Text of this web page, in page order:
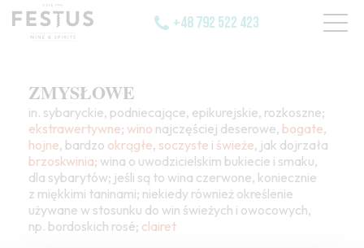
+48 792 522 423
ZMYSŁOWE
in. sybaryckie, podniecające, epikurejskie, rozkoszne;
ekstrawertywne; wino najczęściej deserowe, bogate,
hojne, bardzo okrągłe, soczyste i świeże, jak dojrzała
brzoskwinia; wina o uwodzicielskim bukiecie i smaku,
dla sybarytów; jeśli są to wina czerwone, koniecznie
z miękkimi taninami; niekiedy również określenie
używane w stosunku do win świeżych i owocowych,
np. bordoskich rosé; clairet